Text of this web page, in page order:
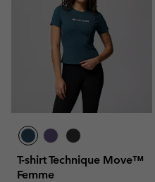
T-shirt Technique Move™
Femme